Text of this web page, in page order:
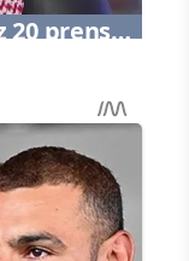
20 prens